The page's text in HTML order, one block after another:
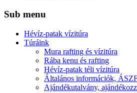
Sub menu
Hévíz-patak vízitúra
Túráink
Mura rafting és vízitúra
Rába kenu és rafting
Hévíz-patak téli vízitúra
Általános információk,
Ajándékutalvány,